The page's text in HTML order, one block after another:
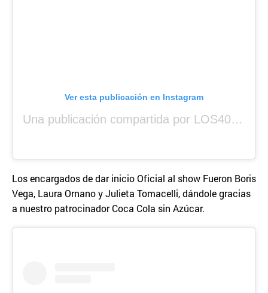
Ver esta publicación en Instagram
Una publicación compartida por LOS40 Panamá (@los40panama)
Los encargados de dar inicio Oficial al show Fueron Boris
Vega, Laura Ornano y Julieta Tomacelli, dándole gracias
a nuestro patrocinador Coca Cola sin Azúcar.